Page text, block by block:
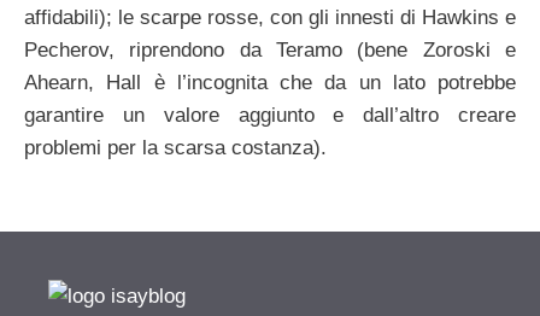
affidabili); le scarpe rosse, con gli innesti di Hawkins e
Pecherov, riprendono da Teramo (bene Zoroski e
Ahearn, Hall è l’incognita che da un lato potrebbe
garantire un valore aggiunto e dall’altro creare
problemi per la scarsa costanza).